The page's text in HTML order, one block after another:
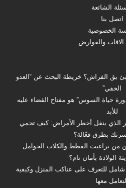
الشائعة
اتصل بنا
الخصوصية
والقوارض
بق الفراش؟ خريطة البحث عن “العدو
الخفي”
حياة السوس” هو مفتاح القضاء عليه
للأبد
الذي ينقل أخطر الأمراض: كيف تحمي
بطرق فعّالة؟
من براغيث القطط والكلاب الحوامل
الولادة بأمان تام؟
للتعرف على عناكب المنزل وكيفية
معها